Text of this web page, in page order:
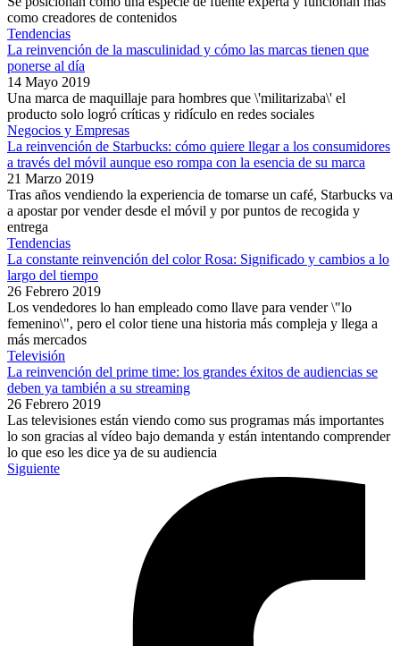
como creadores de contenidos
Tendencias
La reinvención de la masculinidad y cómo las marcas tienen que
ponerse al día
14 Mayo 2019
Una marca de maquillaje para hombres que \'militarizaba\' el
producto solo logró críticas y ridículo en redes sociales
Negocios y Empresas
La reinvención de Starbucks: cómo quiere llegar a los consumidores
a través del móvil aunque eso rompa con la esencia de su marca
21 Marzo 2019
Tras años vendiendo la experiencia de tomarse un café, Starbucks va
a apostar por vender desde el móvil y por puntos de recogida y
entrega
Tendencias
La constante reinvención del color Rosa: Significado y cambios a lo
largo del tiempo
26 Febrero 2019
Los vendedores lo han empleado como llave para vender \"lo
femenino\", pero el color tiene una historia más compleja y llega a
más mercados
Televisión
La reinvención del prime time: los grandes éxitos de audiencias se
deben ya también a su streaming
26 Febrero 2019
Las televisiones están viendo como sus programas más importantes
lo son gracias al vídeo bajo demanda y están intentando comprender
lo que eso les dice ya de su audiencia
Siguiente